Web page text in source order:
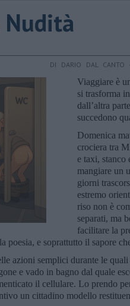
Nudità
DI DARIO DAL CANTO
Viaggiare è
si trasforma
dall’altra
succedono
Domenica
crociera tra
e taxi, stanco
mangiare un
giorni
estremo
riso non è
separati, ma
facilitare la
poesia, e soprattutto il sapore
azioni semplici durante le
e vado in bagno dal quale
il cellulare. Lo prendo
un cittadino modello